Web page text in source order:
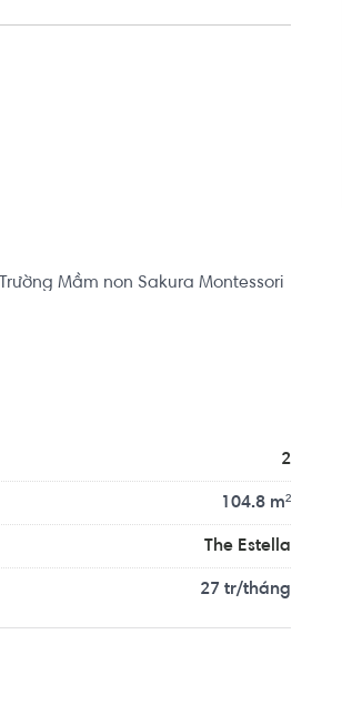
Mầm non Sakura Montessori
2
104.8 m²
The Estella
27 tr/tháng